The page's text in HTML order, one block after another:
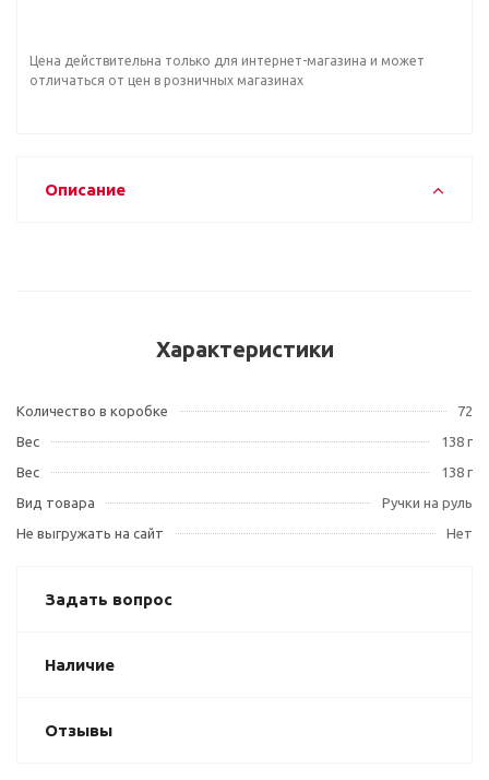
Цена действительна только для интернет-магазина и может
отличаться от цен в розничных магазинах
Описание
Характеристики
Количество в коробке
72
Вес
138 г
Вес
138 г
Вид товара
Ручки на руль
Не выгружать на сайт
Нет
Задать вопрос
Наличие
Отзывы